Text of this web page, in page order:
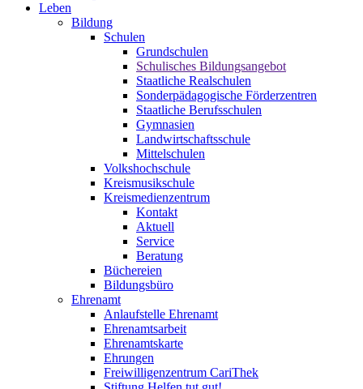
Leben
Bildung
Schulen
Grundschulen
Schulisches Bildungsangebot
Staatliche Realschulen
Sonderpädagogische Förderzentren
Staatliche Berufsschulen
Gymnasien
Landwirtschaftsschule
Mittelschulen
Volkshochschule
Kreismusikschule
Kreismedienzentrum
Kontakt
Aktuell
Service
Beratung
Büchereien
Bildungsbüro
Ehrenamt
Anlaufstelle Ehrenamt
Ehrenamtsarbeit
Ehrenamtskarte
Ehrungen
Freiwilligenzentrum CariThek